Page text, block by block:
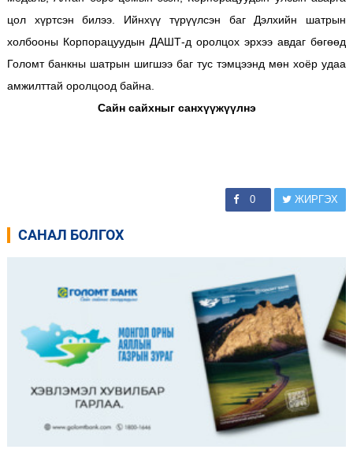
цол хүртсэн билээ. Ийнхүү түрүүлсэн баг Дэлхийн шатрын
холбооны Корпорацуудын ДАШТ-д оролцох эрхээ авдаг бөгөөд
Голомт банкны шатрын шигшээ баг тус тэмцээнд мөн хоёр удаа
амжилттай оролцоод байна.
Сайн сайхныг санхүүжүүлнэ
0 ЖИРГЭХ
САНАЛ БОЛГОХ